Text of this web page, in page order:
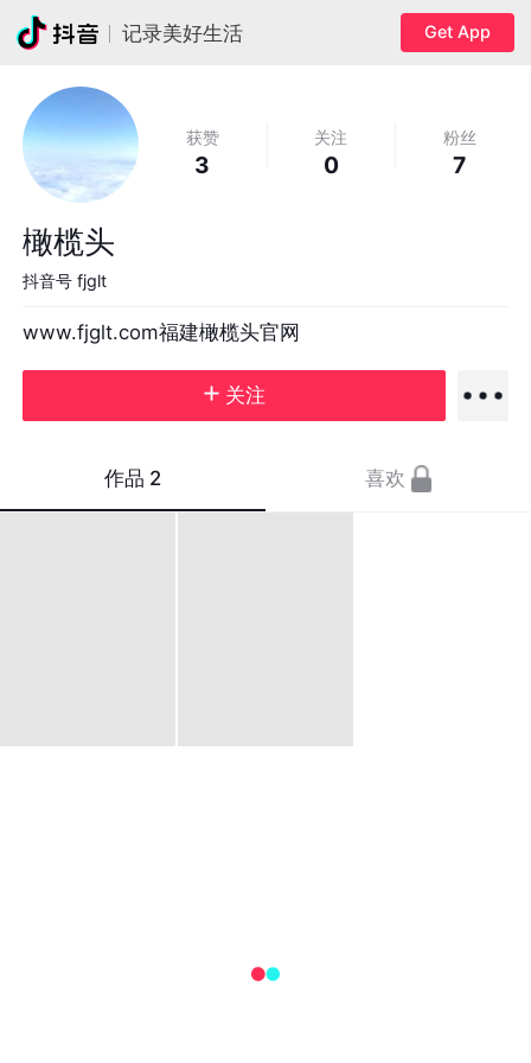
记录美好生活 Get App
获赞
3
关注
0
粉丝
7
橄榄头
抖音号 fjglt
www.fjglt.com福建橄榄头官网
关注
作品 2 喜欢